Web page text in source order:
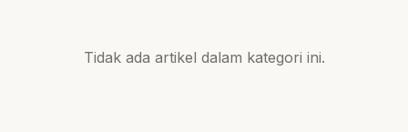
Tidak ada artikel dalam kategori ini.